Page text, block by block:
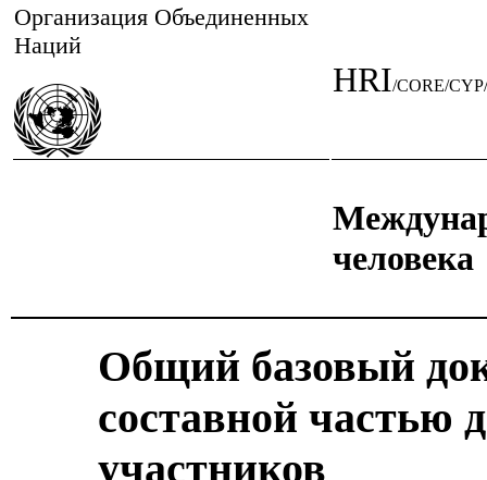
Организация Объединенных
Наций
HRI/CORE/
человека
Общий базовый
составной частью
участников